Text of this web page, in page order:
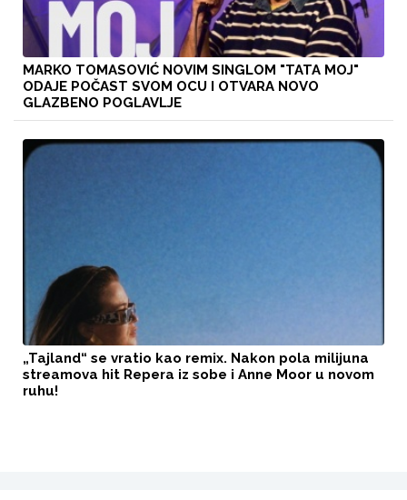
MARKO TOMASOVIĆ NOVIM SINGLOM "TATA MOJ"
ODAJE POČAST SVOM OCU I OTVARA NOVO
GLAZBENO POGLAVLJE
„Tajland“ se vratio kao remix. Nakon pola milijuna
streamova hit Repera iz sobe i Anne Moor u novom
ruhu!